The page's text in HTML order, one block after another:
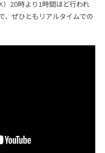
20時より1時間ほど行われ
、ぜひともリアルタイムでの